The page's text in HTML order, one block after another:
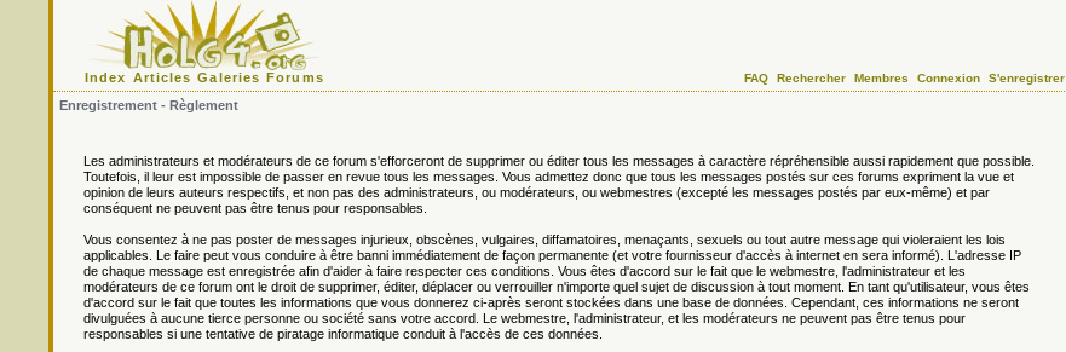
Index Articles Galeries Forums FAQ Rechercher Membres Connexion S'enregistrer
Enregistrement - Règlement
Les administrateurs et modérateurs de ce forum s'efforceront de supprimer ou éditer tous les messages à caractère répréhensible aussi rapidement que possible.
Toutefois, il leur est impossible de passer en revue tous les messages. Vous admettez donc que tous les messages postés sur ces forums expriment la vue et
opinion de leurs auteurs respectifs, et non pas des administrateurs, ou modérateurs, ou webmestres (excepté les messages postés par eux-même) et par
conséquent ne peuvent pas être tenus pour responsables.
Vous consentez à ne pas poster de messages injurieux, obscènes, vulgaires, diffamatoires, menaçants, sexuels ou tout autre message qui violeraient les lois
applicables. Le faire peut vous conduire à être banni immédiatement de façon permanente (et votre fournisseur d'accès à internet en sera informé). L'adresse IP
de chaque message est enregistrée afin d'aider à faire respecter ces conditions. Vous êtes d'accord sur le fait que le webmestre, l'administrateur et les
modérateurs de ce forum ont le droit de supprimer, éditer, déplacer ou verrouiller n'importe quel sujet de discussion à tout moment. En tant qu'utilisateur, vous êtes
d'accord sur le fait que toutes les informations que vous donnerez ci-après seront stockées dans une base de données. Cependant, ces informations ne seront
divulguées à aucune tierce personne ou société sans votre accord. Le webmestre, l'administrateur, et les modérateurs ne peuvent pas être tenus pour
responsables si une tentative de piratage informatique conduit à l'accès de ces données.